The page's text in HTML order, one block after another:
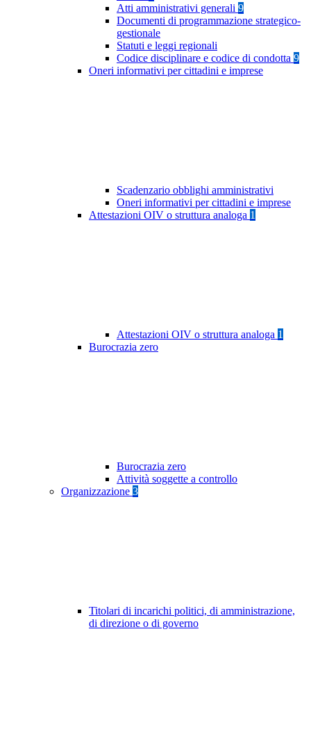
Atti amministrativi generali 9
Documenti di programmazione strategico-
gestionale
Statuti e leggi regionali
Codice disciplinare e codice di condotta 9
Oneri informativi per cittadini e imprese
Scadenzario obblighi amministrativi
Oneri informativi per cittadini e imprese
Attestazioni OIV o struttura analoga 1
Attestazioni OIV o struttura analoga 1
Burocrazia zero
Burocrazia zero
Attività soggette a controllo
Organizzazione 3
Titolari di incarichi politici, di amministrazione,
di direzione o di governo